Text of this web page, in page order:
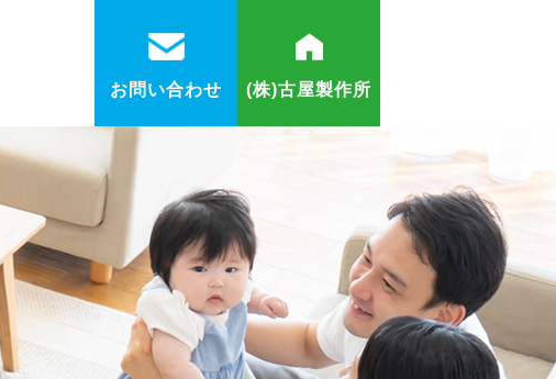
(株)古屋製作所
お問い合わせ